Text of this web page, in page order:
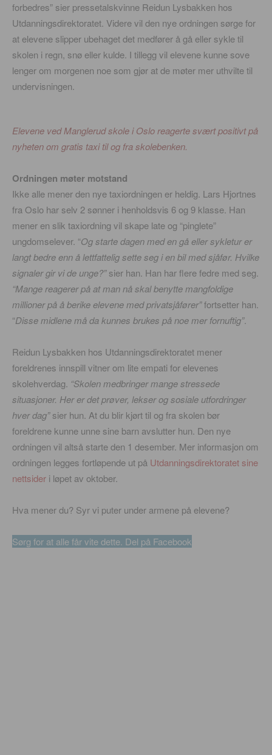
forbedres” sier pressetalskvinne Reidun Lysbakken hos
Utdanningsdirektoratet. Videre vil den nye ordningen sørge for
at elevene slipper ubehaget det medfører å gå eller sykle til
skolen i regn, snø eller kulde. I tillegg vil elevene kunne sove
lenger om morgenen noe som gjør at de møter mer uthvilte til
undervisningen.
Elevene ved Manglerud skole i Oslo reagerte svært positivt på
nyheten om gratis taxi til og fra skolebenken.
Ordningen møter motstand
Ikke alle mener den nye taxiordningen er heldig. Lars Hjortnes
fra Oslo har selv 2 sønner i henholdsvis 6 og 9 klasse. Han
mener en slik taxiordning vil skape late og “pinglete”
ungdomselever. “Og starte dagen med en gå eller sykletur er
langt bedre enn å lettfattelig sette seg i en bil med sjåfør. Hvilke
signaler gir vi de unge?”sier han. Han har flere fedre med seg.
“Mange reagerer på at man nå skal benytte mangfoldige
millioner på å berike elevene med privatsjåfører”fortsetter han.
“Disse midlene må da kunnes brukes på noe mer fornuftig”.
Reidun Lysbakken hos Utdanningsdirektoratet mener
foreldrenes innspill vitner om lite empati for elevenes
skolehverdag. “Skolen medbringer mange stressede
situasjoner. Her er det prøver, lekser og sosiale utfordringer
hver dag”sier hun. At du blir kjørt til og fra skolen bør
foreldrene kunne unne sine barn avslutter hun. Den nye
ordningen vil altså starte den 1 desember. Mer informasjon om
ordningen legges fortløpende ut på Utdanningsdirektoratet sine
nettsider i løpet av oktober.
Hva mener du? Syr vi puter under armene på elevene?
Sørg for at alle får vite dette. Del på Facebook